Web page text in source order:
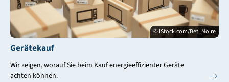
© iStock.com/Bet_Noire
Gerätekauf
Wir zeigen, worauf Sie beim Kauf energieeffizienter Geräte
achten können.